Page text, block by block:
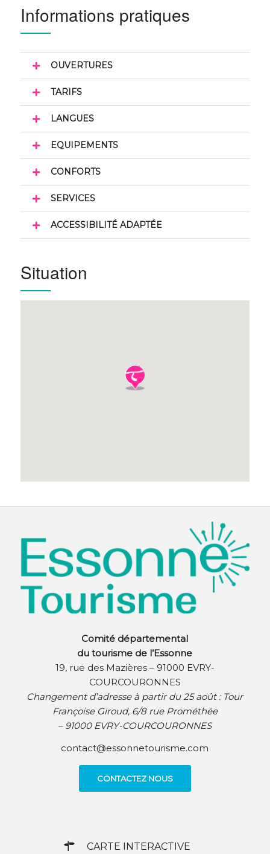
Informations pratiques
OUVERTURES
TARIFS
LANGUES
EQUIPEMENTS
CONFORTS
SERVICES
ACCESSIBILITÉ ADAPTÉE
Situation
Comité départemental
du tourisme de l’Essonne
19, rue des Mazières – 91000 EVRY-
COURCOURONNES
Changement d’adresse à partir du 25 août : Tour
Françoise Giroud, 6/8 rue Prométhée
– 91000 EVRY-COURCOURONNES
contact@essonnetourisme.com
CONTACTEZ NOUS
CARTE INTERACTIVE